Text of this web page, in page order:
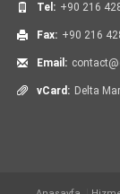
Tel: +90 216
Fax: +90 216
Email:
vCard: Delta